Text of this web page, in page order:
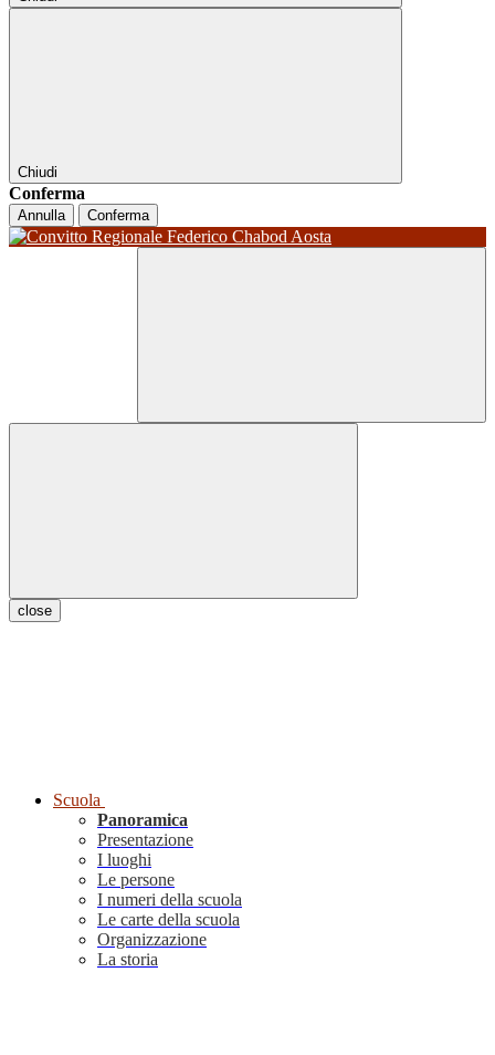
Chiudi
Conferma
Annulla Conferma
close
Scuola
Panoramica
Presentazione
I luoghi
Le persone
I numeri della scuola
Le carte della scuola
Organizzazione
La storia